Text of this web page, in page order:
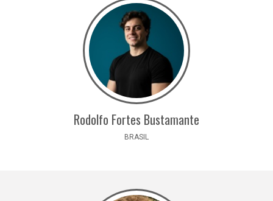
Rodolfo Fortes Bustamante
BRASIL